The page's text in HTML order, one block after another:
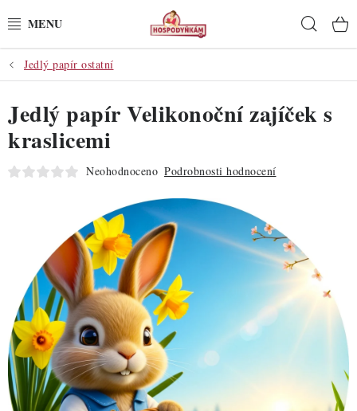
na
POTŘEBY
POMŮCKY
SUROVINY
PRO OSLAVY
DO KUCHYNĚ
POCHUTINY
ZDRAVÉ PEČENÍ
DÁRKOVÉ POUKAZY
Jedlý papír ostatní
Jedlý papír Velikonoční zajíček s
kraslicemi
Neohodnoceno Podrobnosti hodnocení